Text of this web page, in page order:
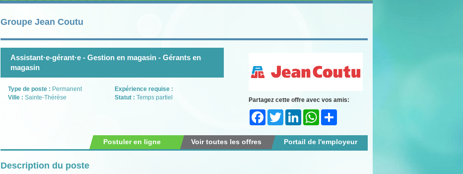
Groupe Jean Coutu
Assistant·e-gérant·e - Gestion en magasin - Gérants en
magasin
Type de poste : Permanent
Ville : Sainte-Thérèse
Expérience requise :
Statut : Temps partiel
Partagez cette offre avec vos amis:
FacebookTwitter LinkedInWhatsApp
Portail de l'employeur
Voir toutes les offres
Postuler en ligne
Description du poste